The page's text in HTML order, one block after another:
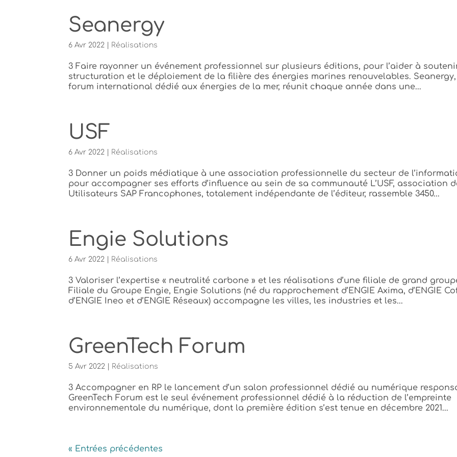
Seanergy
6 Avr 2022 Réalisations
3 Faire rayonner un événement professionnel sur plusieurs éditions, pour l’aider à
structuration et le déploiement de la filière des énergies marines renouvelables. Seanergy,
forum international dédié aux énergies de la mer, réunit chaque année dans une...
USF
6 Avr 2022 Réalisations
3 Donner un poids médiatique à une association professionnelle du secteur de
pour accompagner ses efforts d’influence au sein de sa communauté L’USF, association
Utilisateurs SAP Francophones, totalement indépendante de l’éditeur, rassemble 3450...
Engie Solutions
6 Avr 2022 Réalisations
3 Valoriser l’expertise « neutralité carbone » et les réalisations d’une filiale de grand
Filiale du Groupe Engie, Engie Solutions (né du rapprochement d’ENGIE Axima, d’ENGIE
d’ENGIE Ineo et d’ENGIE Réseaux) accompagne les villes, les industries et les...
GreenTech Forum
5 Avr 2022 Réalisations
3 Accompagner en RP le lancement d’un salon professionnel dédié au numérique
GreenTech Forum est le seul événement professionnel dédié à la réduction de l’empreinte
environnementale du numérique, dont la première édition s’est tenue en décembre 2021...
« Entrées précédentes